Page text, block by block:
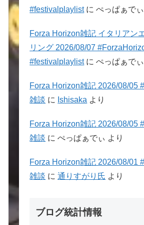
#festivalplaylistにぺっぱぁでぃ
Forza Horizon雑記 イタリアン
リング 2026/08/07
#festivalplaylistにぺっぱぁでぃ
Forza Horizon雑記 2026/08/05
雑談 に Ishisaka より
Forza Horizon雑記 2026/08/05
雑談 にぺっぱぁでぃ より
Forza Horizon雑記 2026/08/01
雑談 に通りすがり氏 より
ブログ統計情報